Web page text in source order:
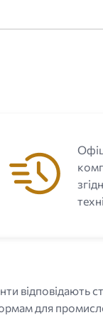
відповідають
для